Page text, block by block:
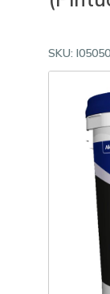
SKU: